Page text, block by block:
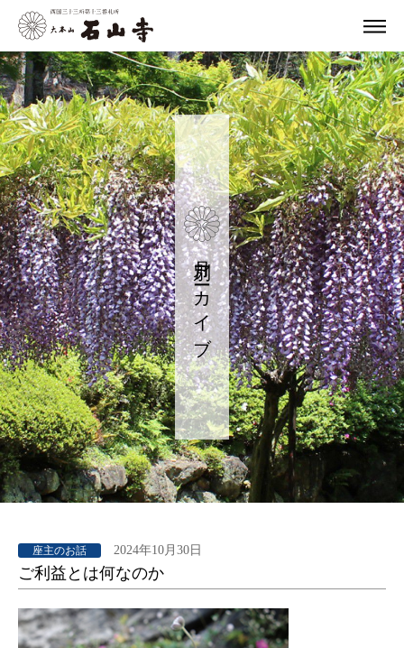
月別アーカイブ
座主のお話 2024年10月30日
ご利益とは何なのか